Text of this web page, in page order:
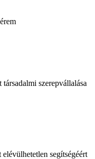
szerepvállalása
segítségéért